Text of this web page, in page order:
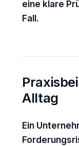
eine klare
Fall.
Alltag
Ein